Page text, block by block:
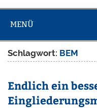
MENÜ
Schlagwort: BEM
Endlich ein